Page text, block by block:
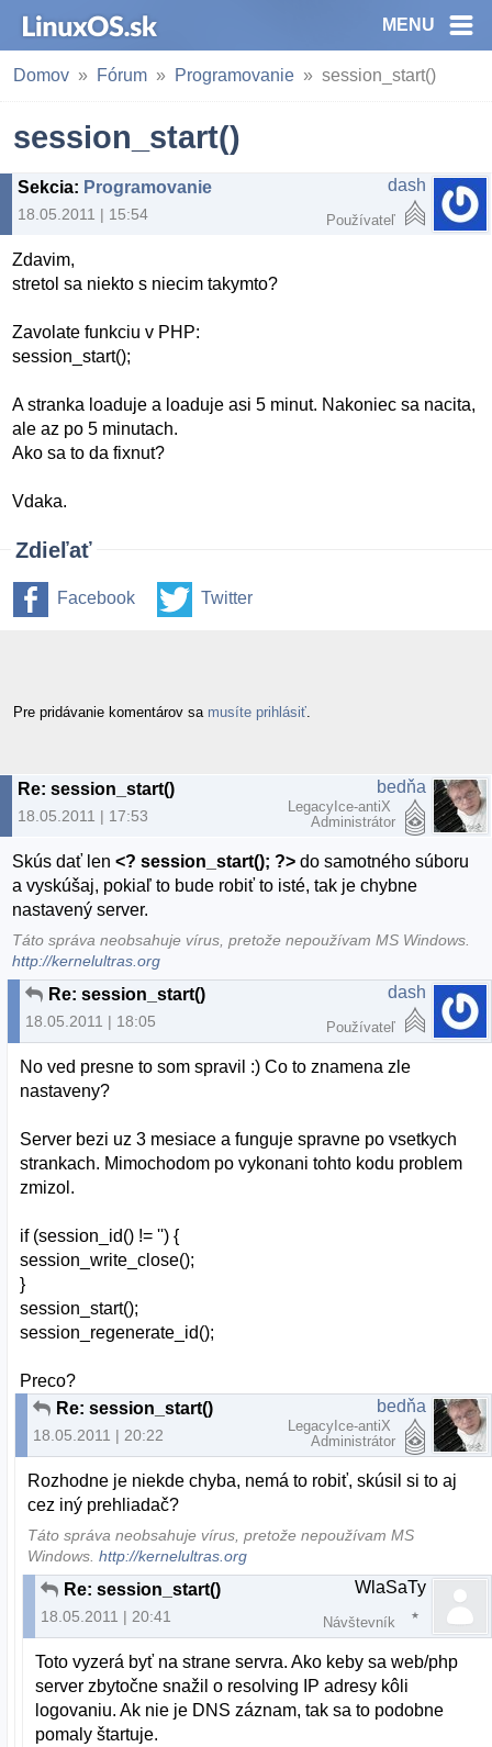
MENU
Domov Fórum Programovanie session_start()
session_start()
Sekcia: Programovanie
18.05.2011 | 15:54
dash
Používateľ
Zdavim,
stretol sa niekto s niecim takymto?
Zavolate funkciu v PHP:
session_start();
A stranka loaduje a loaduje asi 5 minut. Nakoniec sa nacita,
ale az po 5 minutach.
Ako sa to da fixnut?
Vdaka.
Zdieľať
Facebook Twitter
Pre pridávanie komentárov sa musíte prihlásiť
Re: session_start()
18.05.2011 | 17:53
bedňa
LegacyIce-antiX
Administrátor
Skús dať len<? session_start(); ?> do samotného súboru
a vyskúšaj, pokiaľ to bude robiť to isté, tak je chybne
nastavený server.
Táto správa neobsahuje vírus, pretože nepoužívam MS Windows.
http://kernelultras.org
Re: session_start()
18.05.2011 | 18:05
dash
Používateľ
No ved presne to som spravil :) Co to znamena zle
nastaveny?
Server bezi uz 3 mesiace a funguje spravne po vsetkych
strankach. Mimochodom po vykonani tohto kodu problem
zmizol.
if (session_id() != '') {
session_write_close();
}
session_start();
session_regenerate_id();
Preco?
Re: session_start()
18.05.2011 | 20:22
bedňa
LegacyIce-antiX
Administrátor
Rozhodne je niekde chyba, nemá to robiť, skúsil si to aj
cez iný prehliadač?
Táto správa neobsahuje vírus, pretože nepoužívam MS
Windows.http://kernelultras.org
Re: session_start()
18.05.2011 | 20:41
WlaSaTy
Návštevník
Toto vyzerá byť na strane servra. Ako keby sa web/php
server zbytočne snažil o resolving IP adresy kôli
logovaniu. Ak nie je DNS záznam, tak sa to podobne
pomaly štartuje.